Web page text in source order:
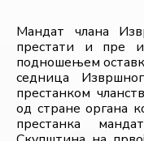
Мандат члана
престати и пре
подношењем
седница
престанком
од стране органа
престанка